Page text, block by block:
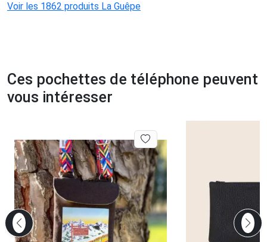
Voir les 1862 produits La Guêpe
Ces pochettes de téléphone peuvent
vous intéresser